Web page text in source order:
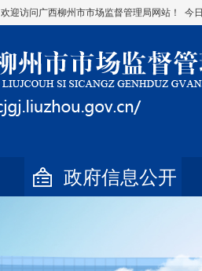
欢迎访问广西柳州市市场监督管理局网站！ 今
政府信息公开